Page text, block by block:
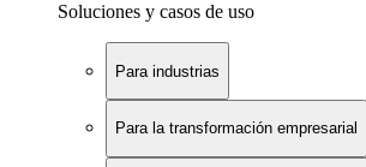
Soluciones y casos de uso
Para industrias
Para la transformación empresarial